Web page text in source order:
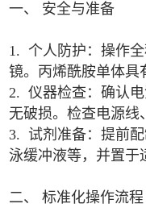
一、 安全与准备
1. 个人防护：操作
镜。丙烯酰胺单体具
2. 仪器检查：确认
无破损。检查电源线
3. 试剂准备：提前
泳缓冲液等，并置于
二、 标准化操作流程